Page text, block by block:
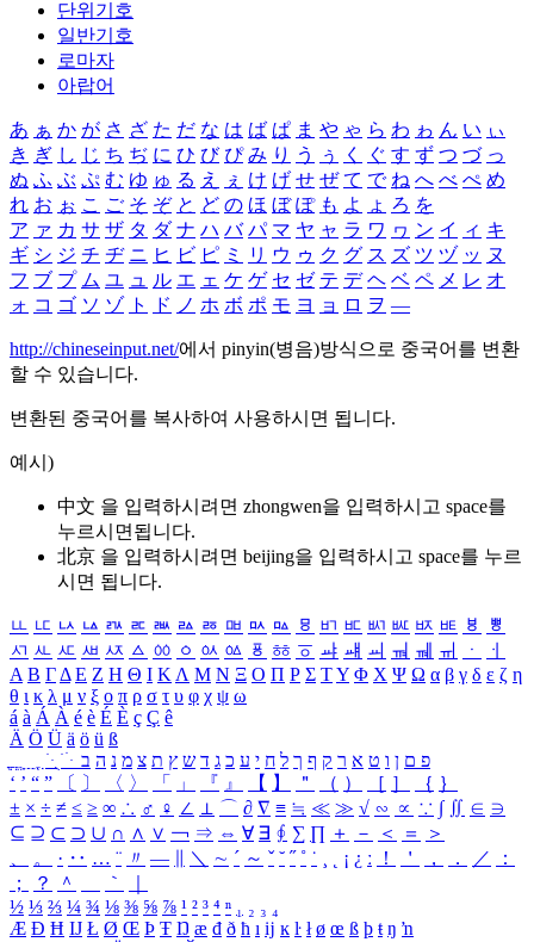
단위기호
일반기호
로마자
아랍어
あ ぁ か が さ ざ た だ な は ば ぱ ま や ゃ ら わ ゎ ん い ぃ
き ぎ し じ ち ぢ に ひ び ぴ み り う ぅ く ぐ す ず つ づ っ
ぬ ふ ぶ ぷ む ゆ ゅ る え ぇ け げ せ ぜ て で ね へ べ ぺ め
れ お ぉ こ ご そ ぞ と ど の ほ ぼ ぽ も よ ょ ろ を
ア ァ カ サ ザ タ ダ ナ ハ バ パ マ ヤ ャ ラ ワ ヮ ン イ ィ キ
ギ シ ジ チ ヂ ニ ヒ ビ ピ ミ リ ウ ゥ ク グ ス ズ ツ ヅ ッ ヌ
フ ブ プ ム ユ ュ ル エ ェ ケ ゲ セ ゼ テ デ ヘ ベ ペ メ レ オ
ォ コ ゴ ソ ゾ ト ド ノ ホ ボ ポ モ ヨ ョ ロ ヲ ―
http://chineseinput.net/에서 pinyin(병음)방식으로 중국어를 변환
할 수 있습니다.
변환된 중국어를 복사하여 사용하시면 됩니다.
예시)
中文 을 입력하시려면 zhongwen을 입력하시고 space를
누르시면됩니다.
北京 을 입력하시려면 beijing을 입력하시고 space를 누르
시면 됩니다.
ㅥ ㅦ ㅧ ㅨ ㅩ ㅪ ㅫ ㅬ ㅭ ㅮ ㅯ ㅰ ㅱ ㅲ ㅳ ㅴ ㅵ ㅶ ㅷ ㅸ
ㅹ
ㅺ ㅻ ㅼ ㅽ ㅾ ㅿ ㆀ ㆁ ㆂ ㆃ ㆄ ㆅ ㆆ ㆇ ㆈ ㆉ ㆊ ㆋ ㆌ ㆍ
ㆎ
Α Β ΓΔ Ε Ζ Η Θ Ι ΚΛ Μ Ν Ξ Ο Π Ρ Σ ΤΥ Φ Χ Ψ Ω α β γ δ ε ζ η
θ ι κ λ μ ν ξ ο π ρ σ τ υ φ χ ψ ω
á à Á À é è É È ç Ç ê
Ä Ö Ü ä ö ü ß
ִֶֹ ֻּ ׁׂ פ ם ן ו ט א ר ק ף ך ל ח י ע כ ג ד ש ץ ת צ מ נ ה ב
‘ ’ “ ” 〔 〕 〈 〉 「 」 『 』 【 】 ＂ （ ） ［ ］ ｛ ｝
± × ÷ ≠ ≤ ≥ ∞ ∴ ♂ ♀ ∠ ⊥ ⌒ ∂ ∇ ≡ ≒ ≪ ≫ √ ∽ ∝ ∵ ∫ ∬ ∈ ∋
⊆ ⊇ ⊂ ⊃ ∪ ∩ ∧ ∨ ￢ ⇒ ⇔ ∀ ∃ ∮ ∑ ∏ ＋ － ＜ ＝
＞
、
。 · ‥ … ¨ 〃 ― ＼ ∼ ´ ～ ˇ ˘ ˝ ˚ ˙ ¸ ¡ ¿ ː ！ ＇ ， ． ／
：
；
？ ＾ ｀
½ ⅓ ⅔ ¼ ¾ ⅛ ⅜ ⅝ ⅞ ¹ ² ³ ⁴ ⁿ ₁ ₂ ₃ ₄
Æ Ð Ħ Ĳ Ł Ø Œ Þ Ŧ Ŋ æ đ ð ħ ı ĳ ĸ ŀ ł ø œ ß þ ŧ ŋ ŉ